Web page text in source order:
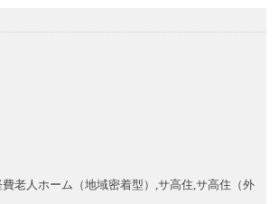
老人ホーム（地域密着型）,サ高住,サ高住（外